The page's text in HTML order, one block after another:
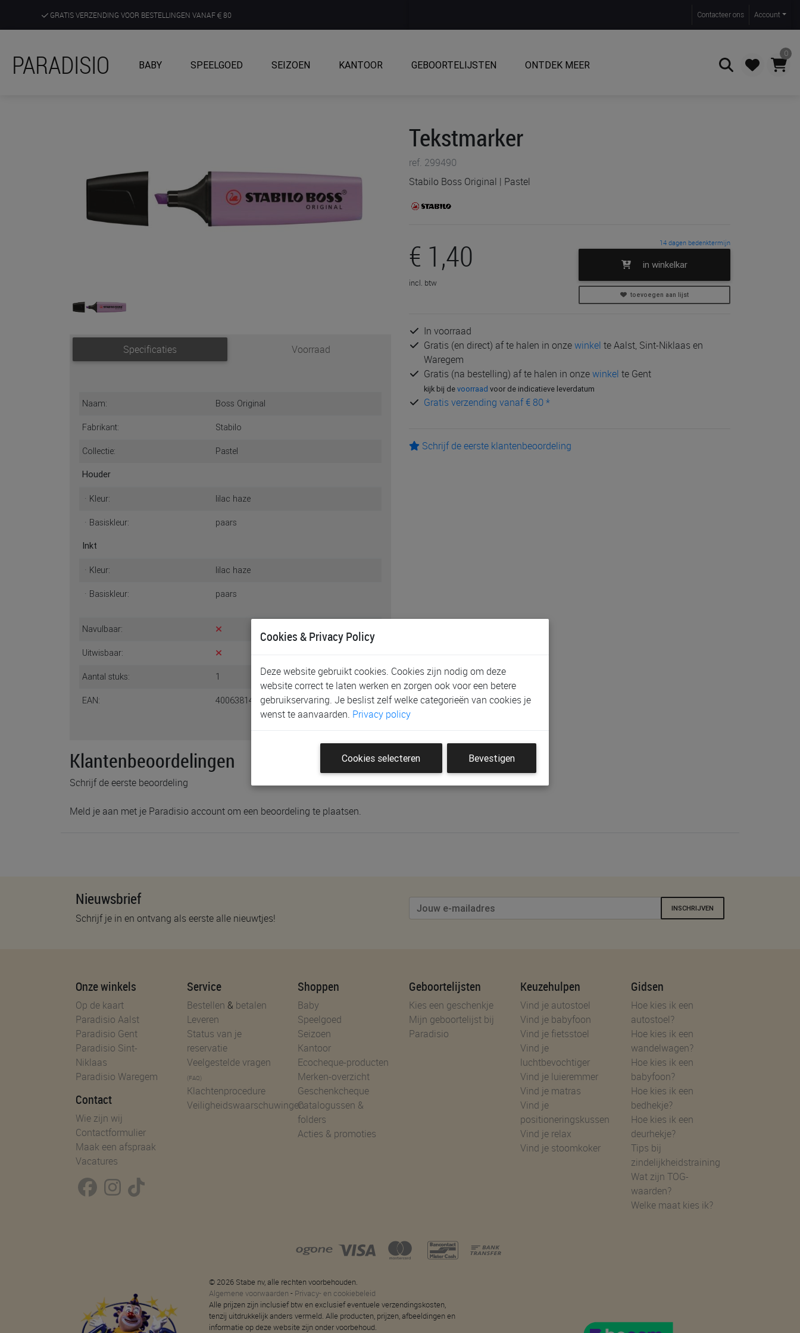
GRATIS VERZENDING VOOR BESTELLINGEN VANAF 80
ONTDEK, BELEEF EN KRIJG ADVIES IN ONZE WINKELS
Contacteer ons Account
PARADISIO BABY SPEELGOED SEIZOEN KANTOOR GEBOORTELIJSTEN ONTDEK MEER
0
Specificaties Voorraad
Naam: Boss Original
Fabrikant: Stabilo
Collectie: Pastel
Houder
· Kleur: lilac haze
· Basiskleur: paars
Inkt
· Kleur: lilac haze
· Basiskleur: paars
Navulbaar:
Uitwisbaar:
Aantal stuks: 1
EAN: 4006381492362
Tekstmarker
ref. 299490
Stabilo Boss Original | Pastel
€ 1,40
incl. btw
14 dagen bedenktermijn
in winkelkar
toevoegen aan lijst
In voorraad
Gratis (en direct) af te halen in onzewinkel te Aalst, Sint-Niklaas en
Waregem
Gratis (na bestelling) af te halen in onzewinkel te Gent
kijk bij devoorraad voor de indicatieve leverdatum
Gratis verzending vanaf € 80 *
Schrijf de eerste klantenbeoordeling
Klantenbeoordelingen
Schrijf de eerste beoordeling
Meld je aan met je Paradisio account om een beoordeling te plaatsen.
Nieuwsbrief
Schrijf je in en ontvang als eerste alle nieuwtjes!
INSCHRIJVEN
Onze winkels
Op de kaart
Paradisio Aalst
Paradisio Gent
Paradisio Sint-
Niklaas
Paradisio Waregem
Contact
Wie zijn wij
Contactformulier
Maak een afspraak
Vacatures
Service
Bestellen & betalen
Leveren
Status van je
reservatie
Veelgestelde vragen
(FAQ)
Klachtenprocedure
Veiligheidswaarschuwingen
Shoppen
Baby
Speelgoed
Seizoen
Kantoor
Ecocheque-producten
Merken-overzicht
Geschenkcheque
Catalogussen &
folders
Acties & promoties
Geboortelijsten
Kies een geschenkje
Mijn geboortelijst bij
Paradisio
Keuzehulpen
Vind je autostoel
Vind je babyfoon
Vind je fietsstoel
Vind je
luchtbevochtiger
Vind je luieremmer
Vind je matras
Vind je
positioneringskussen
Vind je relax
Vind je stoomkoker
Gidsen
Hoe kies ik een
autostoel?
Hoe kies ik een
wandelwagen?
Hoe kies ik een
babyfoon?
Hoe kies ik een
bedhekje?
Hoe kies ik een
deurhekje?
Tips bij
zindelijkheidstraining
Wat zijn TOG-
waarden?
Welke maat kies ik?
© 2026 Stabe nv, alle rechten voorbehouden.
Algemene voorwaarden - Privacy- en cookiebeleid
Alle prijzen zijn inclusief btw en exclusief eventuele verzendingskosten,
tenzij uitdrukkelijk anders vermeld. Alle producten, prijzen, afbeeldingen en
informatie op deze website zijn onder voorbehoud.
Cookies & Privacy Policy
Deze website gebruikt cookies. Cookies zijn nodig om deze
website correct te laten werken en zorgen ook voor een betere
gebruikservaring. Je beslist zelf welke categorieën van cookies je
wenst te aanvaarden. Privacy policy
Cookies selecteren Bevestigen